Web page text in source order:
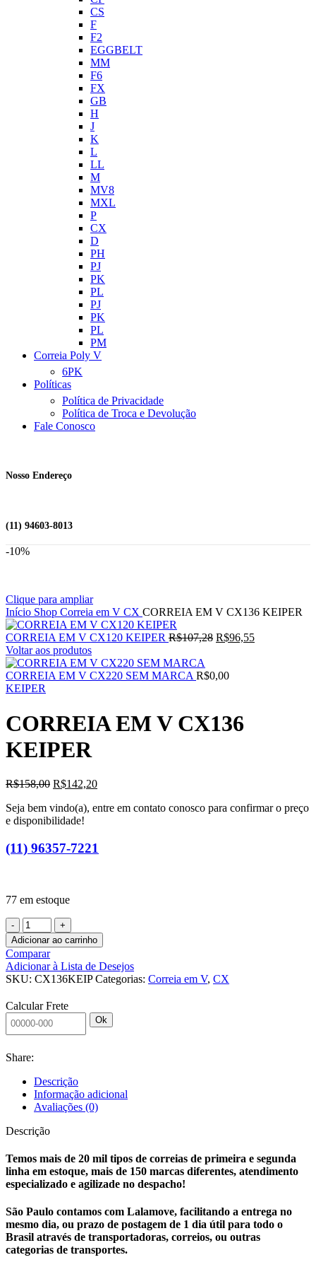
CS
F
F2
EGGBELT
MM
F6
FX
GB
H
J
K
L
LL
M
MV8
MXL
P
CX
D
PH
PJ
PK
PL
PJ
PK
PL
PM
Correia Poly V
6PK
Políticas
Política de Privacidade
Política de Troca e Devolução
Fale Conosco
Nosso Endereço
(11) 94603-8013
-10%
Clique para ampliar
Início Shop Correia em V CX CORREIA EM V CX136 KEIPER
CORREIA EM V CX120 KEIPER R$107,28 O
era:
R$96,55O
Voltar aos produtos
CORREIA EM V CX220 SEM MARCAR$0,00
KEIPER
CORREIA EM V CX136
KEIPER
R$158,00 O
original
era:
R$142,20O
atual
Seja bem vindo(a), entre em contato conosco para confirmar o preço
e disponibilidade!
(11) 96357-7221
77 em estoque
CORREIA
EM
V
CX136
KEIPER
quantidade
Adicionar ao carrinho
Comparar
Adicionar à Lista de Desejos
SKU: CX136KEIPCategorias: Correia em V, CX
Calcular Frete
Ok
Share:
Descrição
Informação adicional
Avaliações (0)
Descrição
Temos mais de 20 mil tipos de correias de primeira e segunda
linha em estoque, mais de 150 marcas diferentes, atendimento
especializado e agilizade no despacho!
São Paulo contamos com Lalamove, facilitando a entrega no
mesmo dia, ou prazo de postagem de 1 dia útil para todo o
Brasil através de transportadoras, correios, ou outras
categorias de transportes.